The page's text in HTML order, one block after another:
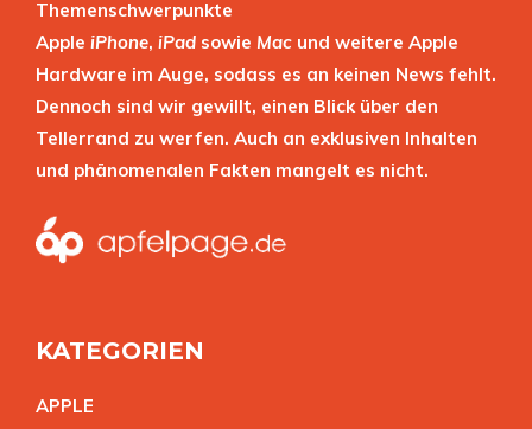
Themenschwerpunkte
Apple iPhone, iPad sowie Mac und weitere Apple
Hardware im Auge, sodass es an keinen News fehlt.
Dennoch sind wir gewillt, einen Blick über den
Tellerrand zu werfen. Auch an exklusiven Inhalten
und phänomenalen Fakten mangelt es nicht.
KATEGORIEN
APPLE